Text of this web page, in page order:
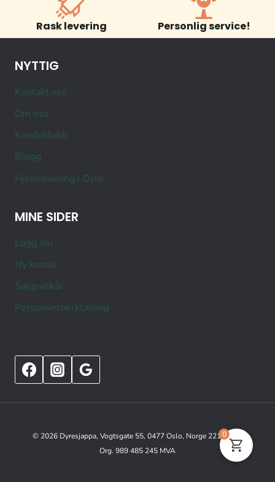
Rask levering Personlig service!
NYTTIG
Kontakt oss
Om oss
Kundeklubb
Blogg
Hjemlevering i Oslo
MINE SIDER
Logg inn
Ny kunde
Salgsvilkår
Personvernerklæring
© 2026 Dyresjappa, Vogtsgate 55, 0477 Oslo, Norge 22151515
Org. 989 485 245 MVA
0